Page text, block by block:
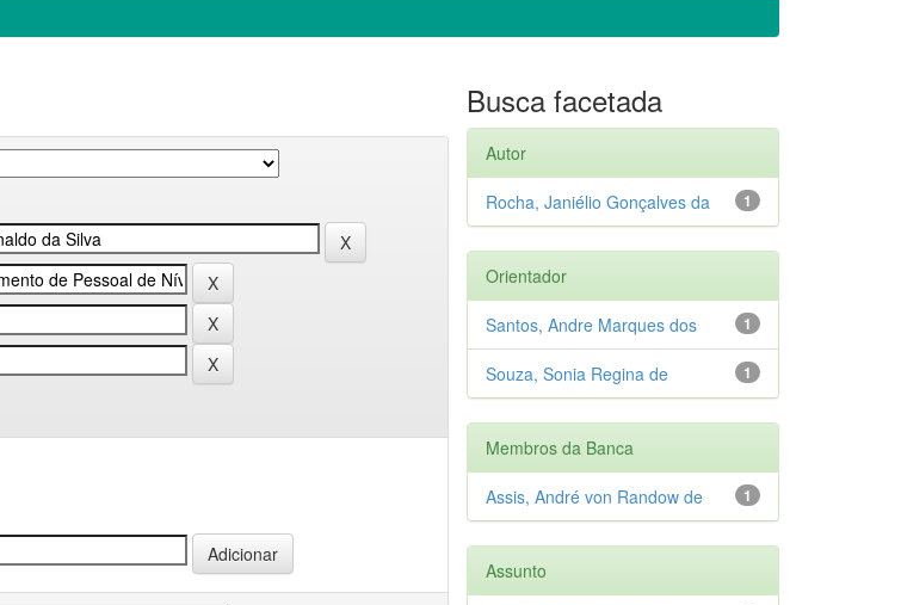
Busca facetada
Autor
1
Rocha, Janiélio Gonçalves da
Orientador
1
Santos, Andre Marques dos
1
Souza, Sonia Regina de
Membros da Banca
1
Assis, André von Randow de
Assunto